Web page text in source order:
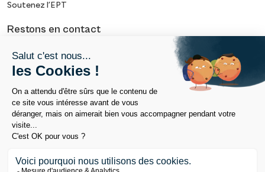
Soutenez l’EPT
Restons en contact
Newsletter
Retrouvez nous sur
Mentions légales